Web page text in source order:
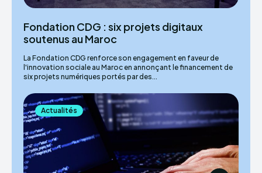
Fondation CDG : six projets digitaux
soutenus au Maroc
La Fondation CDG renforce son engagement en faveur de
l'innovation sociale au Maroc en annonçant le financement de
six projets numériques portés par des...
Actualités